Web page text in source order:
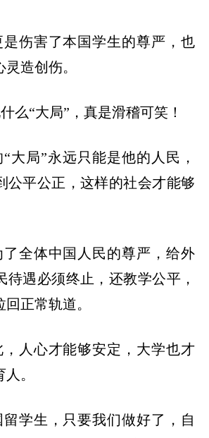
伤害了本国学生的尊严，也
造创伤。
么“大局”，真是滑稽可笑！
“大局”永远只能是他的人民，
公平公正，这样的社会才能够
了全体中国人民的尊严，给外
待遇必须终止，还教学公平，
正常轨道。
人心才能够安定，大学也才
。
学生，只要我们做好了，自